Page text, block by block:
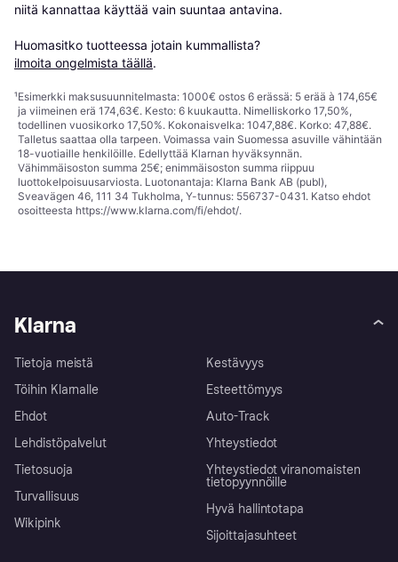
niitä kannattaa käyttää vain suuntaa antavina.
Huomasitko tuotteessa jotain kummallista?
ilmoita ongelmista täällä.
¹Esimerkki maksusuunnitelmasta: 1000€ ostos 6 erässä: 5 erää à 174,65€
ja viimeinen erä 174,63€. Kesto: 6 kuukautta. Nimelliskorko 17,50%,
todellinen vuosikorko 17,50%. Kokonaisvelka: 1047,88€. Korko: 47,88€.
Talletus saattaa olla tarpeen. Voimassa vain Suomessa asuville vähintään
18-vuotiaille henkilöille. Edellyttää Klarnan hyväksynnän.
Vähimmäisoston summa 25€; enimmäisoston summa riippuu
luottokelpoisuusarviosta. Luotonantaja: Klarna Bank AB (publ),
Sveavägen 46, 111 34 Tukholma, Y-tunnus: 556737-0431. Katso ehdot
osoitteesta https://www.klarna.com/fi/ehdot/.
Klarna
Tietoja meistä
Töihin Klarnalle
Ehdot
Lehdistöpalvelut
Tietosuoja
Turvallisuus
Wikipink
Kestävyys
Esteettömyys
Auto-Track
Yhteystiedot
Yhteystiedot viranomaisten
tietopyynnöille
Hyvä hallintotapa
Sijoittajasuhteet